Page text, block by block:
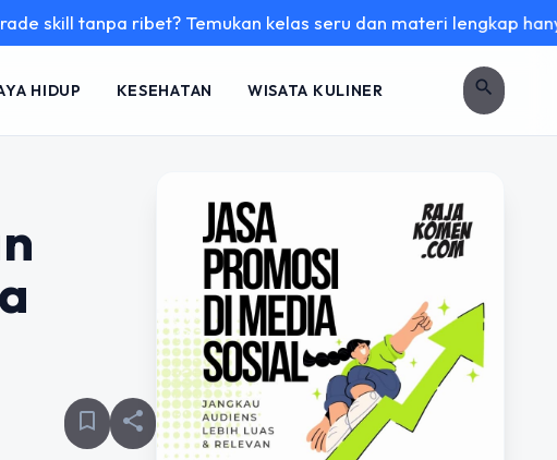
ribet? Temukan kelas seru dan materi lengkap hanya di
HIDUP KESEHATAN WISATA KULINER search
bookmark_border share